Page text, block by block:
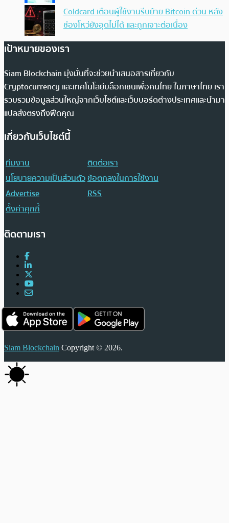
Coldcard เตือนผู้ใช้งานรีบย้าย Bitcoin ด่วน หลัง
ช่องโหว่ยังอุดไม่ได้ และถูกเจาะต่อเนื่อง
เป้าหมายของเรา
Siam Blockchain มุ่งมั่นที่จะช่วยนำเสนอสารเกี่ยวกับ
Cryptocurrency และเทคโนโลยีบล็อกเชนเพื่อคนไทย ในภาษาไทย เรา
รวบรวมข้อมูลส่วนใหญ่จากเว็บไซต์และเว็บบอร์ดต่างประเทศและนำมา
แปลส่งตรงถึงฟีดคุณ
เกี่ยวกับเว็บไซต์นี้
ทีมงาน
ติดต่อเรา
นโยบายความเป็นส่วนตัวข้อตกลงในการใช้งาน
Advertise
RSS
ตั้งค่าคุกกี้
ติดตามเรา
Siam Blockchain Copyright © 2026.